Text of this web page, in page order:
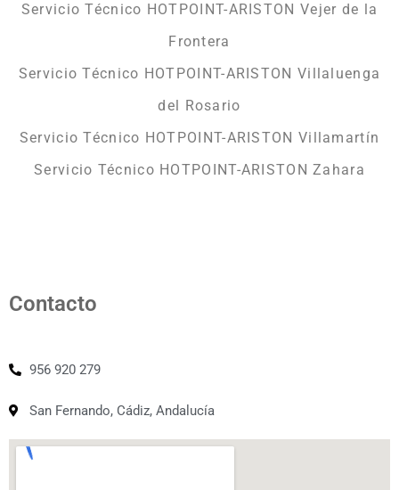
Servicio Técnico HOTPOINT-ARISTON Vejer de la
Frontera
Servicio Técnico HOTPOINT-ARISTON Villaluenga
del Rosario
Servicio Técnico HOTPOINT-ARISTON Villamartín
Servicio Técnico HOTPOINT-ARISTON Zahara
Contacto
956 920 279
San Fernando, Cádiz, Andalucía